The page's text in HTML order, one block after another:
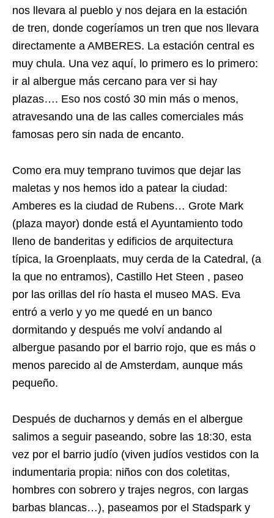
nos llevara al pueblo y nos dejara en la estación
de tren, donde cogeríamos un tren que nos llevara
directamente a AMBERES. La estación central es
muy chula. Una vez aquí, lo primero es lo primero:
ir al albergue más cercano para ver si hay
plazas…. Eso nos costó 30 min más o menos,
atravesando una de las calles comerciales más
famosas pero sin nada de encanto.
Como era muy temprano tuvimos que dejar las
maletas y nos hemos ido a patear la ciudad:
Amberes es la ciudad de Rubens… Grote Mark
(plaza mayor) donde está el Ayuntamiento todo
lleno de banderitas y edificios de arquitectura
típica, la Groenplaats, muy cerda de la Catedral, (a
la que no entramos), Castillo Het Steen , paseo
por las orillas del río hasta el museo MAS. Eva
entró a verlo y yo me quedé en un banco
dormitando y después me volví andando al
albergue pasando por el barrio rojo, que es más o
menos parecido al de Amsterdam, aunque más
pequeño.
Después de ducharnos y demás en el albergue
salimos a seguir paseando, sobre las 18:30, esta
vez por el barrio judío (viven judíos vestidos con la
indumentaria propia: niños con dos coletitas,
hombres con sobrero y trajes negros, con largas
barbas blancas…), paseamos por el Stadspark y